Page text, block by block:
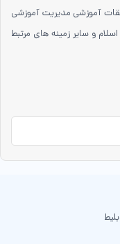
آموزشی مدیریت آموزشی
و سایر زمینه های مرتبط